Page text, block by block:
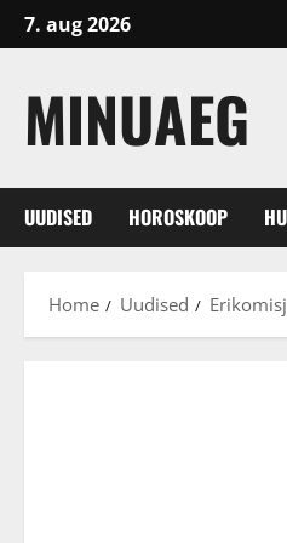
Skip
to
7. aug 2026
MINUAEG
UUDISED HOROSKOOP
Home Uudised